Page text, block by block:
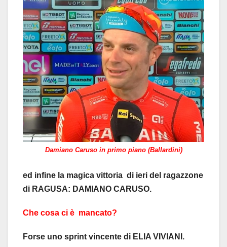
Damiano Caruso in primo piano (Ballardini)
ed infine la magica vittoria di ieri del ragazzone
di RAGUSA: DAMIANO CARUSO.
Che cosa ci è mancato?
Forse uno sprint vincente di ELIA VIVIANI.